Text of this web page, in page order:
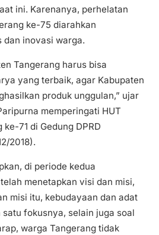
ini. Karenanya, perhelatan
ke-75 diarahkan
inovasi warga.
Tangerang harus bisa
yang terbaik, agar Kabupaten
produk unggulan,” ujar
memperingati HUT
71 di Gedung DPRD
2018).
di periode kedua
menetapkan visi dan misi,
misi itu, kebudayaan dan adat
fokusnya, selain juga soal
warga Tangerang tidak